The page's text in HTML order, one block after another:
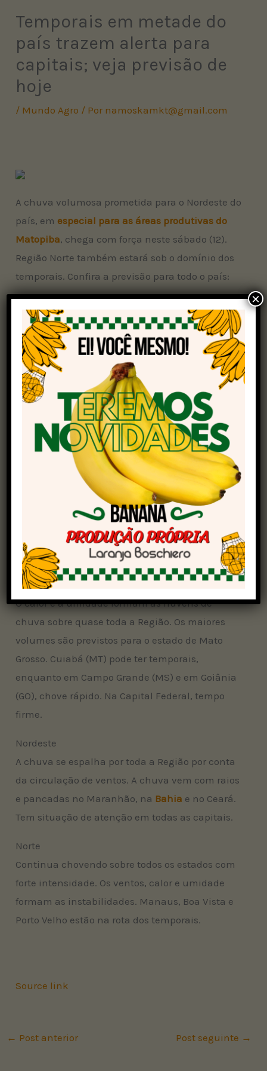
Temporais em metade do
país trazem alerta para
capitais; veja previsão de
hoje
/ Mundo Agro / Por namoskamkt@gmail.com
A chuva volumosa prometida para o Nordeste do
país, em especial para as áreas produtivas do
Matopiba, chega com força neste sábado (12).
Região Norte também estará sob o domínio dos
temporais. Confira a previsão para todo o país:
A circulação de ventos mantém as nuvens
carregadas sobre oRio Grande do Sul
, interior de
Santa Catarina, no Vale do Itajaí e leste do
Paraná
. O dia terá bastante variação de nuvens,
com chuva rápida à tarde. Em Porto Alegre e em
Curitiba, dia de sol, não chove.
Sudeste
Os ventos que sopram do oceano formam
instabilidades no litoral de São Paulo, no Rio de
Janeiro, Espírito Santo e no norte e nordeste de
Minas Gerais. A previsão é de sol entre nuvens,
com chuvas rápidas à tarde, sem temporais. Em
São Paulo e em Belo Horizonte, não chove.
Centro-Oeste
O calor e a umidade formam as nuvens de
chuva sobre quase toda a Região. Os maiores
volumes são previstos para o estado de Mato
Grosso. Cuiabá (MT) pode ter temporais,
enquanto em Campo Grande (MS) e em Goiânia
(GO), chove rápido. Na Capital Federal, tempo
firme.
Nordeste
A chuva se espalha por toda a Região por conta
da circulação de ventos. A chuva vem com raios
e pancadas no Maranhão, na Bahia e no Ceará.
Tem situação de atenção em todas as capitais.
Norte
Continua chovendo sobre todos os estados com
forte intensidade. Os ventos, calor e umidade
formam as instabilidades. Manaus, Boa Vista e
Porto Velho estão na rota dos temporais.
Source link
← Post anterior Post seguinte →
×